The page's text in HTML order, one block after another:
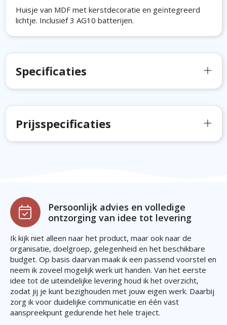
Huisje van MDF met kerstdecoratie en geïntegreerd
lichtje. Inclusief 3 AG10 batterijen.
Specificaties
Prijsspecificaties
Persoonlijk advies en volledige
ontzorging van idee tot levering
Ik kijk niet alleen naar het product, maar ook naar de
organisatie, doelgroep, gelegenheid en het beschikbare
budget. Op basis daarvan maak ik een passend voorstel en
neem ik zoveel mogelijk werk uit handen. Van het eerste
idee tot de uiteindelijke levering houd ik het overzicht,
zodat jij je kunt bezighouden met jouw eigen werk. Daarbij
zorg ik voor duidelijke communicatie en één vast
aanspreekpunt gedurende het hele traject.